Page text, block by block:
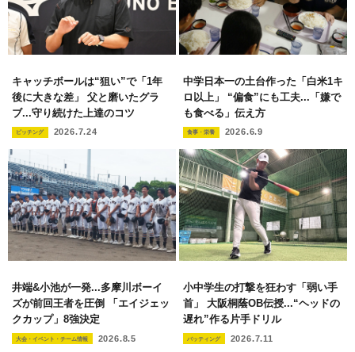
キャッチボールは“狙い”で「1年
後に大きな差」 父と磨いたグラ
ブ...守り続けた上達のコツ
ピッチング 2026.7.24
中学日本一の土台作った「白米1キ
ロ以上」 “偏食”にも工夫...「嫌で
も食べる」伝え方
食事・栄養 2026.6.9
井端&小池が一発...多摩川ボーイ
ズが前回王者を圧倒 「エイジェッ
クカップ」8強決定
大会・イベント・チーム情報 2026.8.5
小中学生の打撃を狂わす「弱い手
首」 大阪桐蔭OB伝授...“ヘッドの
遅れ”作る片手ドリル
バッティング 2026.7.11